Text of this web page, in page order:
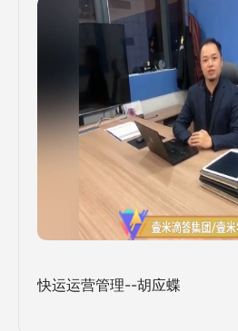
快运运营管理--胡应蝶